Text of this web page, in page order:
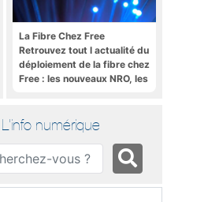
La Fibre Chez Free
Retrouvez tout l actualité du
déploiement de la fibre chez
Free : les nouveaux NRO, les
L'info numérique